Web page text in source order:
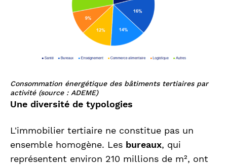
Consommation énergétique des bâtiments tertiaires par
activité (source : ADEME)
Une diversité de typologies
L'immobilier tertiaire ne constitue pas un
ensemble homogène. Les bureaux, qui
représentent environ 210 millions de m², ont